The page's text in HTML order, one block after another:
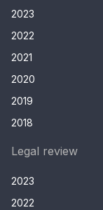
2023
2022
2021
2020
2019
2018
Legal review
2023
2022